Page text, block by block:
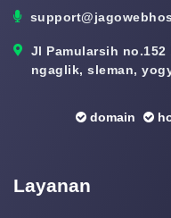
Jl Pamularsih
ngaglik, sleman,
domain
Layanan